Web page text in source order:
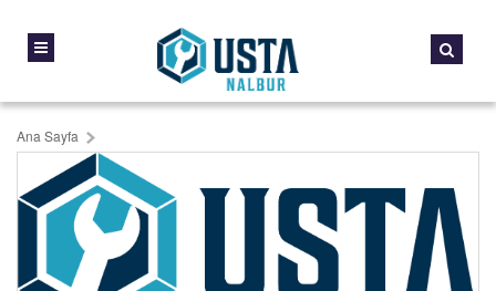
Ana Sayfa